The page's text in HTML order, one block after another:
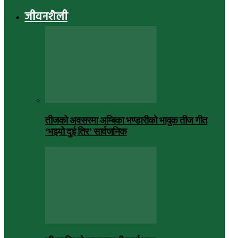
जीवनशैली
तीजको अवसरमा अम्बिका भण्डारीको भावुक तीज गीत
‘भइयो दुई तिर’ सार्वजनिक